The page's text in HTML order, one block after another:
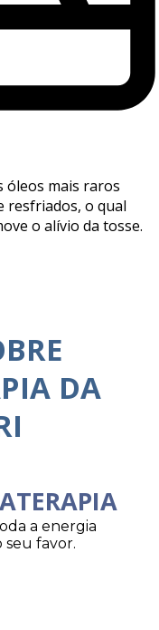
óleos mais raros
resfriados, o qual
o alívio da tosse.
DA
a energia
seu favor.